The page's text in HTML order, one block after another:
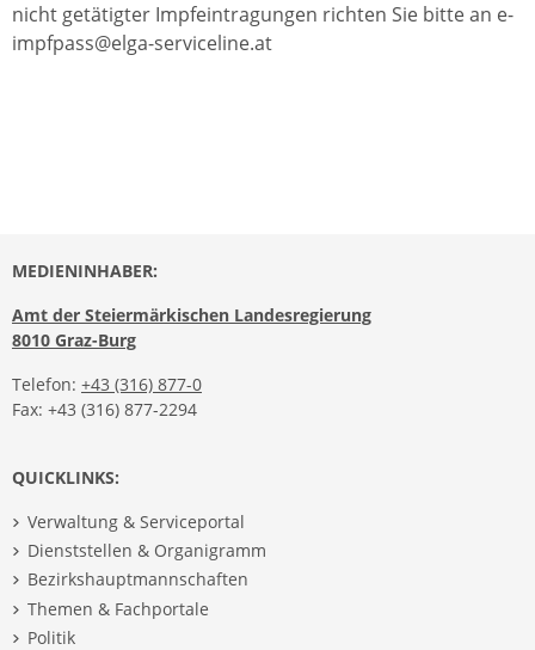
nicht getätigter Impfeintragungen richten Sie bitte an e-
impfpass@elga-serviceline.at
MEDIENINHABER:
Amt der Steiermärkischen Landesregierung
8010 Graz-Burg
Telefon: +43 (316) 877-0
Fax: +43 (316) 877-2294
QUICKLINKS:
Verwaltung & Serviceportal
Dienststellen & Organigramm
Bezirkshauptmannschaften
Themen & Fachportale
Politik